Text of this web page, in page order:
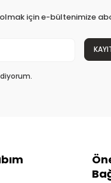
için e-bültenimize